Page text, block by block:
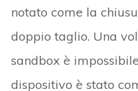
notato come la
doppio taglio. Una
sandbox è
dispositivo è stato